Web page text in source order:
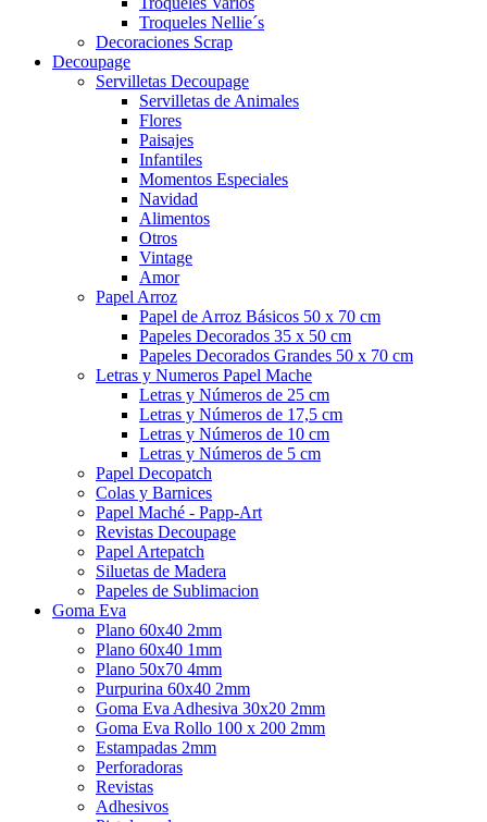
Troqueles Nellie´s
Decoraciones Scrap
Decoupage
Servilletas Decoupage
Servilletas de Animales
Flores
Paisajes
Infantiles
Momentos Especiales
Navidad
Alimentos
Otros
Vintage
Amor
Papel Arroz
Papel de Arroz Básicos 50 x 70 cm
Papeles Decorados 35 x 50 cm
Papeles Decorados Grandes 50 x 70 cm
Letras y Numeros Papel Mache
Letras y Números de 25 cm
Letras y Números de 17,5 cm
Letras y Números de 10 cm
Letras y Números de 5 cm
Papel Decopatch
Colas y Barnices
Papel Maché - Papp-Art
Revistas Decoupage
Papel Artepatch
Siluetas de Madera
Papeles de Sublimacion
Goma Eva
Plano 60x40 2mm
Plano 60x40 1mm
Plano 50x70 4mm
Purpurina 60x40 2mm
Goma Eva Adhesiva 30x20 2mm
Goma Eva Rollo 100 x 200 2mm
Estampadas 2mm
Perforadoras
Revistas
Adhesivos